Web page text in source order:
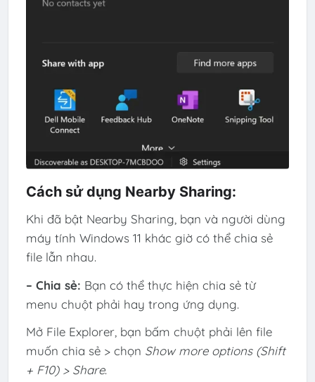
Cách sử dụng Nearby Sharing:
Khi đã bật Nearby Sharing, bạn và người dùng
máy tính Windows 11 khác giờ có thể chia sẻ
file lẫn nhau.
– Chia sẻ: Bạn có thể thực hiện chia sẻ từ
menu chuột phải hay trong ứng dụng.
Mở File Explorer, bạn bấm chuột phải lên file
muốn chia sẻ > chọn Show more options (Shift
+ F10) > Share.